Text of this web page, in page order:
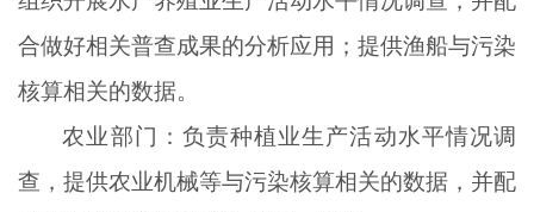
合做好相关普查成果的分析应用；提供渔船与污染
核算相关的数据。
农业部门：负责种植业生产活动水平情况调
查，提供农业机械等与污染核算相关的数据，并配